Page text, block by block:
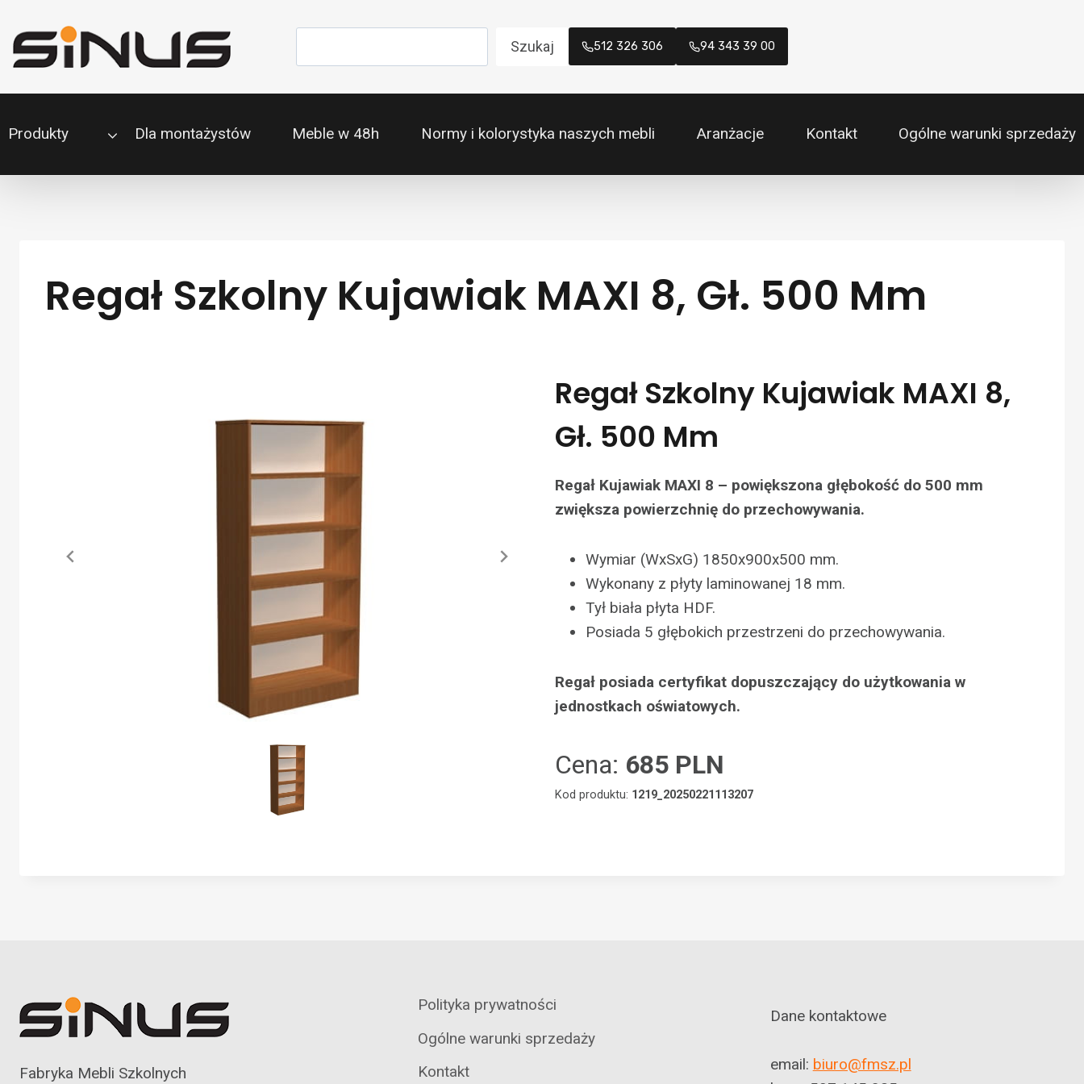
do
treści
Szukaj 512 326 306 94 343 39 00
Produkty Dla montażystów Meble w 48h Normy i kolorystyka naszych mebli Aranżacje Kontakt Ogólne warunki sprzedaży
Regał Szkolny Kujawiak MAXI 8, Gł. 500 Mm
Regał Szkolny Kujawiak MAXI 8,
Gł. 500 Mm
Regał Kujawiak MAXI 8 – powiększona głębokość do 500 mm
zwiększa powierzchnię do przechowywania.
Wymiar (WxSxG) 1850x900x500 mm.
Wykonany z płyty laminowanej 18 mm.
Tył biała płyta HDF.
Posiada 5 głębokich przestrzeni do przechowywania.
Regał posiada certyfikat dopuszczający do użytkowania w
jednostkach oświatowych.
Cena: 685 PLN
Kod produktu: 1219_20250221113207
Fabryka Mebli Szkolnych
Polityka prywatności
Ogólne warunki sprzedaży
Kontakt
Dane kontaktowe
email: biuro@fmsz.pl